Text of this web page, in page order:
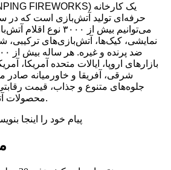
می‌توانیم بیش از ۳۰۰۰
نمایشی، کیک‌ها، آتش‌بازی‌های ترکیبی،
بازارهای اروپا، ایالات متحده آمریکا،
شرقی، آفریقا و خاورمیانه
جلوه‌های متنوع و جذاب، قیمت رقابتی
محصولات آتش‌بازی ما راضی هستند.
پیام خود را اینجا